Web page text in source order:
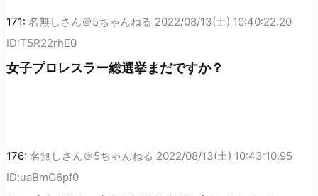
171: 名無しさん＠5ちゃんねる 2022/08/13(土) 10:40:22.20
ID:T5R22rhE0
女子プロレスラー総選挙まだですか？
176: 名無しさん＠5ちゃんねる 2022/08/13(土) 10:43:10.95
ID:uaBmO6pf0